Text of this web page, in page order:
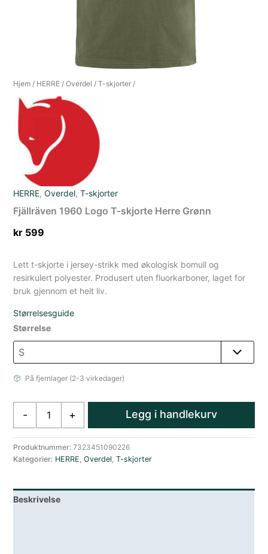
Hjem / HERRE /Overdel /T-skjorter /
HERRE,Overdel,T-skjorter
Fjällräven 1960 Logo T-skjorte Herre Grønn
kr 599
Lett t-skjorte i jersey-strikk med økologisk bomull og
resirkulert polyester. Produsert uten fluorkarboner, laget for
bruk gjennom et helt liv.
Størrelsesguide
Størrelse
På fjernlager (2-3 virkedager)
-
T-
skjorte
Grønn
antall
+ Legg i handlekurv
Produktnummer:7323451090226
Kategorier: HERRE,Overdel,T-skjorter
Beskrivelse